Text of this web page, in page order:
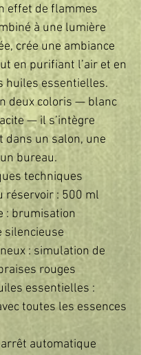
effet de flammes
à une lumière
crée une ambiance
en purifiant l’air et en
huiles essentielles.
deux coloris — blanc
— il s’intègre
dans un salon, une
bureau.
techniques
réservoir : 500 ml
: brumisation
silencieuse
: simulation de
rouges
essentielles :
toutes les essences
automatique